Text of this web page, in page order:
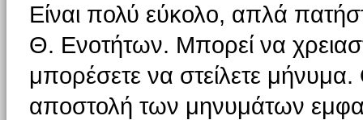
Είναι πολύ εύκολο, απλά
Θ. Ενοτήτων. Μπορεί να
μπορέσετε να στείλετε μήνυμα.
αποστολή των μηνυμάτων